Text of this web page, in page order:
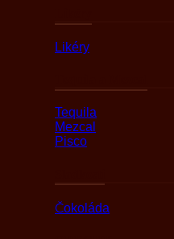
Likéry
Tequila
Mezcal
Pisco
Čokoláda